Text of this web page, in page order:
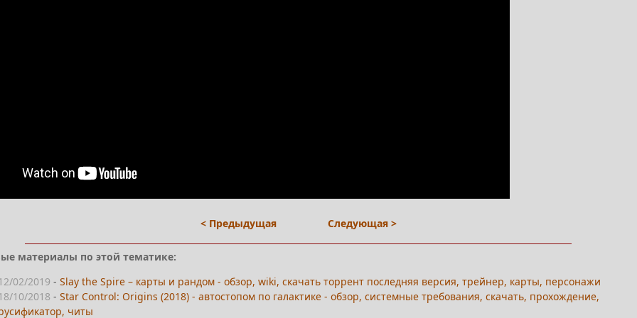
< Предыдущая Следующая >
материалы по этой тематике:
02/2019 -Slay the Spire – карты и рандом - обзор, wiki, скачать торрент последняя версия, трейнер, карты, персонажи
10/2018 -Star Control: Origins (2018) - автостопом по галактике - обзор, системные требования, скачать, прохождение,
читы